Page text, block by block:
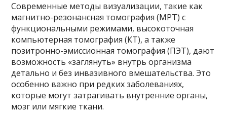
Современные методы визуализации, такие как
магнитно-резонансная томография (МРТ) с
функциональными режимами, высокоточная
компьютерная томография (КТ), а также
позитронно-эмиссионная томография (ПЭТ), дают
возможность «заглянуть» внутрь организма
детально и без инвазивного вмешательства. Это
особенно важно при редких заболеваниях,
которые могут затрагивать внутренние органы,
мозг или мягкие ткани.